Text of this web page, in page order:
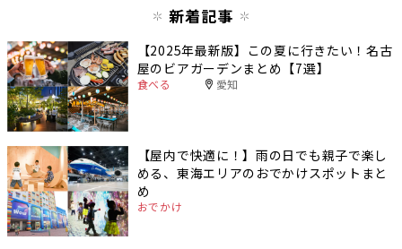
新着記事
【2025年最新版】この夏に行きたい！名古
屋のビアガーデンまとめ【7選】
食べる 愛知
【屋内で快適に！】雨の日でも親子で楽し
める、東海エリアのおでかけスポットまと
め
おでかけ